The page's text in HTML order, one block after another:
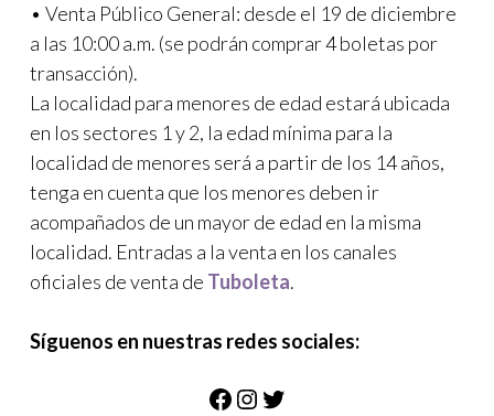
• Venta Público General: desde el 19 de diciembre
a las 10:00 a.m. (se podrán comprar 4 boletas por
transacción).
La localidad para menores de edad estará ubicada
en los sectores 1 y 2, la edad mínima para la
localidad de menores será a partir de los 14 años,
tenga en cuenta que los menores deben ir
acompañados de un mayor de edad en la misma
localidad. Entradas a la venta en los canales
oficiales de venta de Tuboleta.
Síguenos en nuestras redes sociales:
Facebook
Instagram
Twitter